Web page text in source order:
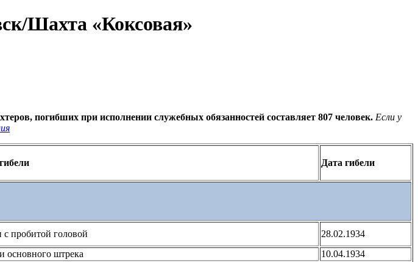
Шахта «Коксовая»
погибших при исполнении служебных обязанностей составляет 807 человек. Если у
Дата гибели
пробитой головой
28.02.1934
основного штрека
10.04.1934